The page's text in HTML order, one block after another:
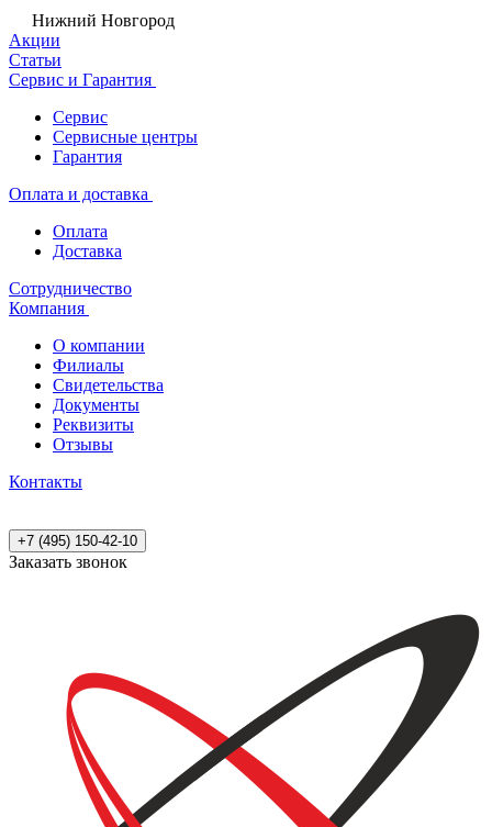
Нижний Новгород
Акции
Статьи
Сервис и Гарантия
Сервис
Сервисные центры
Гарантия
Оплата и доставка
Оплата
Доставка
Сотрудничество
Компания
О компании
Филиалы
Свидетельства
Документы
Реквизиты
Отзывы
Контакты
+7 (495) 150-42-10
Заказать звонок